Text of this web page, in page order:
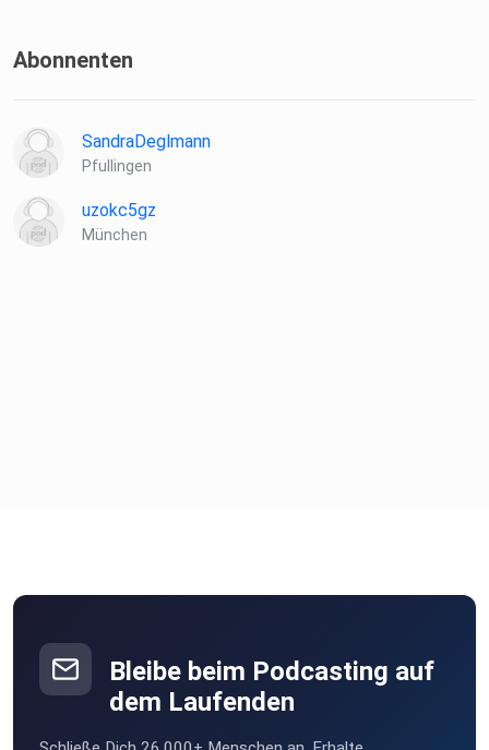
Abonnenten
SandraDeglmann
Pfullingen
uzokc5gz
München
Bleibe beim Podcasting auf
dem Laufenden